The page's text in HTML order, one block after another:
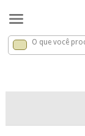
Gálatas x
O que você